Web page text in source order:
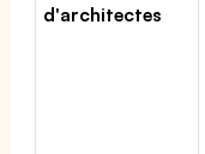
d'architectes